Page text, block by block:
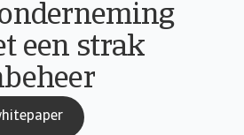
een strak